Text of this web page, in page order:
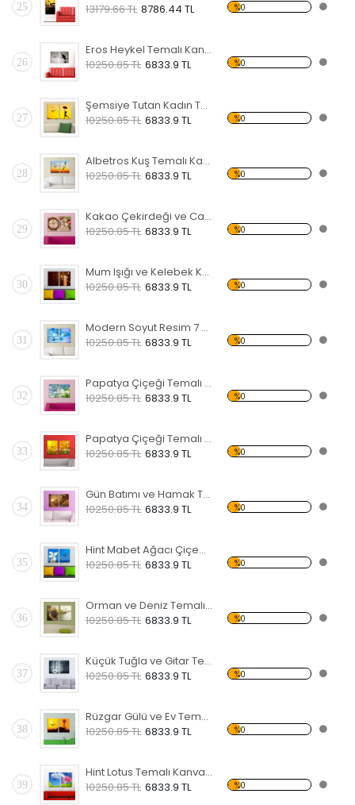
25
13179.66 TL 8786.44 TL %0
26
Eros Heykel Temalı Kanvas Saat
10250.85 TL 6833.9 TL %0
27
Şemsiye Tutan Kadın Temalı Kanvas Saat
10250.85 TL 6833.9 TL %0
28
Albetros Kuş Temalı Kanvas Saat
10250.85 TL 6833.9 TL %0
29
Kakao Çekirdeği ve Cam Bardak Temalı Kanvas Saat
10250.85 TL 6833.9 TL %0
30
Mum Işığı ve Kelebek Kanvas Saat
10250.85 TL 6833.9 TL %0
31
Modern Soyut Resim 7 Kanvas Saat
10250.85 TL 6833.9 TL %0
32
Papatya Çiçeği Temalı Kanvas Saat
10250.85 TL 6833.9 TL %0
33
Papatya Çiçeği Temalı Kanvas Saat
10250.85 TL 6833.9 TL %0
34
Gün Batımı ve Hamak Temalı Kanvas Saat
10250.85 TL 6833.9 TL %0
35
Hint Mabet Ağacı Çiçeği Temalı Kanvas Saat
10250.85 TL 6833.9 TL %0
36
Orman ve Deniz Temalı Kanvas Saat
10250.85 TL 6833.9 TL %0
37
Küçük Tuğla ve Gitar Temalı Kanvas Saat
10250.85 TL 6833.9 TL %0
38
Rüzgar Gülü ve Ev Temalı Kanvas Saat
10250.85 TL 6833.9 TL %0
39
Hint Lotus Temalı Kanvas Saat
10250.85 TL 6833.9 TL %0